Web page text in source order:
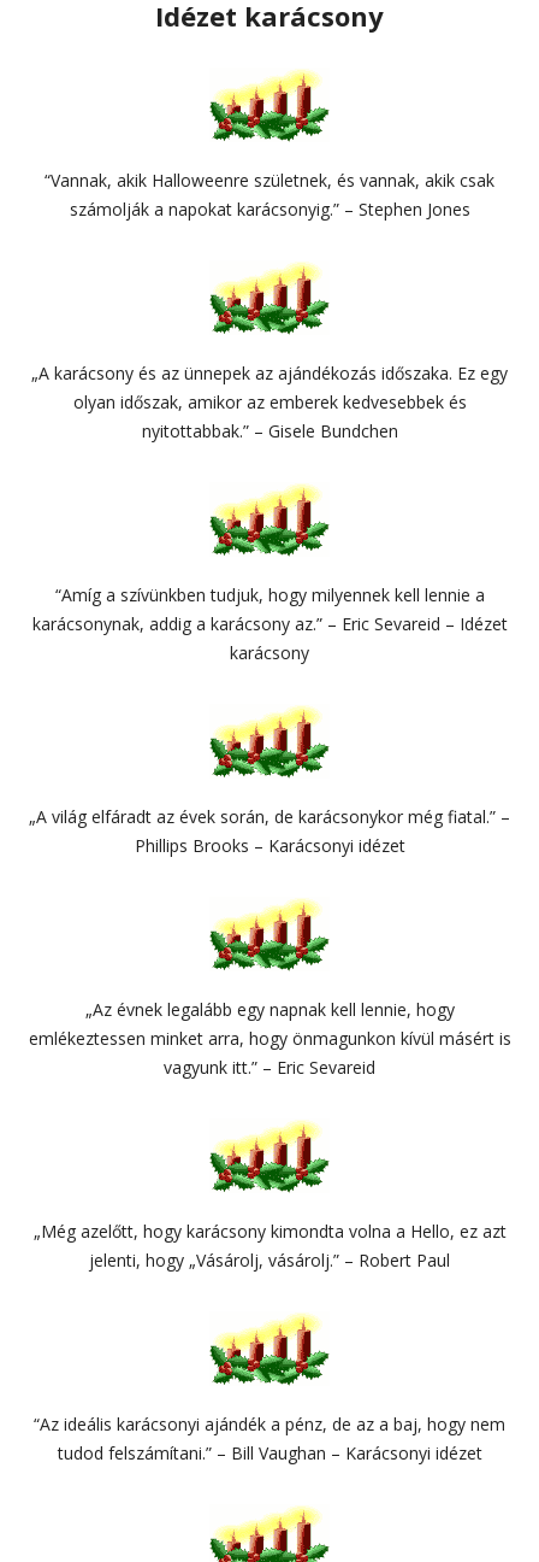
Idézet karácsony
“Vannak, akik Halloweenre születnek, és vannak, akik csak
számolják a napokat karácsonyig.” – Stephen Jones
„A karácsony és az ünnepek az ajándékozás időszaka. Ez egy
olyan időszak, amikor az emberek kedvesebbek és
nyitottabbak.” – Gisele Bundchen
“Amíg a szívünkben tudjuk, hogy milyennek kell lennie a
karácsonynak, addig a karácsony az.” – Eric Sevareid – Idézet
karácsony
„A világ elfáradt az évek során, de karácsonykor még fiatal.” –
Phillips Brooks – Karácsonyi idézet
„Az évnek legalább egy napnak kell lennie, hogy
emlékeztessen minket arra, hogy önmagunkon kívül másért is
vagyunk itt.” – Eric Sevareid
„Még azelőtt, hogy karácsony kimondta volna a Hello, ez azt
jelenti, hogy „Vásárolj, vásárolj.” – Robert Paul
“Az ideális karácsonyi ajándék a pénz, de az a baj, hogy nem
tudod felszámítani.” – Bill Vaughan – Karácsonyi idézet